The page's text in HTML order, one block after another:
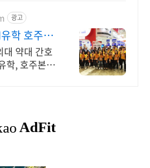
광고
학 호주대
대 약대 간호
학, 호주본사